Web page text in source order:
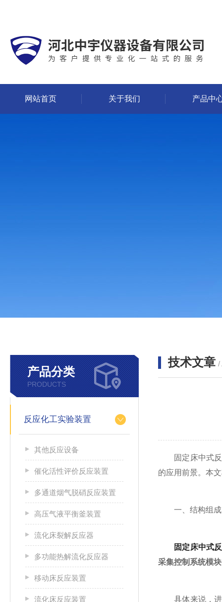
网站首页 关于我们 产品中
产品分类
PRODUCTS
反应化工实验装置
其他反应设备
催化活性评价反应装置
多通道烟气脱硝反应装置
高压气液平衡釜装置
流化床裂解反应器
多功能热解流化反应器
移动床反应装置
流化床反应装置
技术文章 /
固定床中式反
的应用前景。本
一、结构组成
固定床中式
采集控制系统模
具体来说，进